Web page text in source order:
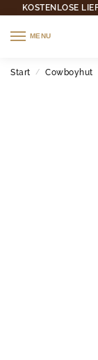
KOSTENLOSE
MENU
Start / Cowboyhut